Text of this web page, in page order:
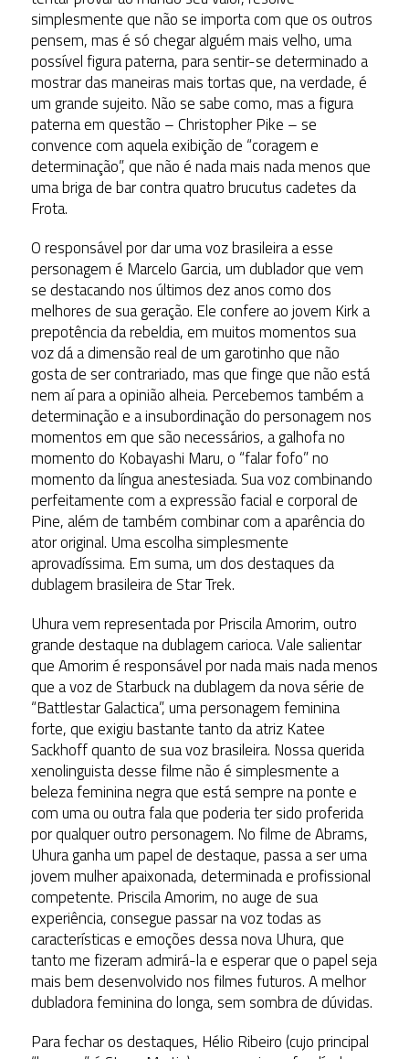
simplesmente que não se importa com que os outros
pensem, mas é só chegar alguém mais velho, uma
possível figura paterna, para sentir-se determinado a
mostrar das maneiras mais tortas que, na verdade, é
um grande sujeito. Não se sabe como, mas a figura
paterna em questão – Christopher Pike – se
convence com aquela exibição de “coragem e
determinação”, que não é nada mais nada menos que
uma briga de bar contra quatro brucutus cadetes da
Frota.
O responsável por dar uma voz brasileira a esse
personagem é Marcelo Garcia, um dublador que vem
se destacando nos últimos dez anos como dos
melhores de sua geração. Ele confere ao jovem Kirk a
prepotência da rebeldia, em muitos momentos sua
voz dá a dimensão real de um garotinho que não
gosta de ser contrariado, mas que finge que não está
nem aí para a opinião alheia. Percebemos também a
determinação e a insubordinação do personagem nos
momentos em que são necessários, a galhofa no
momento do Kobayashi Maru, o “falar fofo” no
momento da língua anestesiada. Sua voz combinando
perfeitamente com a expressão facial e corporal de
Pine, além de também combinar com a aparência do
ator original. Uma escolha simplesmente
aprovadíssima. Em suma, um dos destaques da
dublagem brasileira de Star Trek.
Uhura vem representada por Priscila Amorim, outro
grande destaque na dublagem carioca. Vale salientar
que Amorim é responsável por nada mais nada menos
que a voz de Starbuck na dublagem da nova série de
“Battlestar Galactica”, uma personagem feminina
forte, que exigiu bastante tanto da atriz Katee
Sackhoff quanto de sua voz brasileira. Nossa querida
xenolinguista desse filme não é simplesmente a
beleza feminina negra que está sempre na ponte e
com uma ou outra fala que poderia ter sido proferida
por qualquer outro personagem. No filme de Abrams,
Uhura ganha um papel de destaque, passa a ser uma
jovem mulher apaixonada, determinada e profissional
competente. Priscila Amorim, no auge de sua
experiência, consegue passar na voz todas as
características e emoções dessa nova Uhura, que
tanto me fizeram admirá-la e esperar que o papel seja
mais bem desenvolvido nos filmes futuros. A melhor
dubladora feminina do longa, sem sombra de dúvidas.
Para fechar os destaques, Hélio Ribeiro (cujo principal